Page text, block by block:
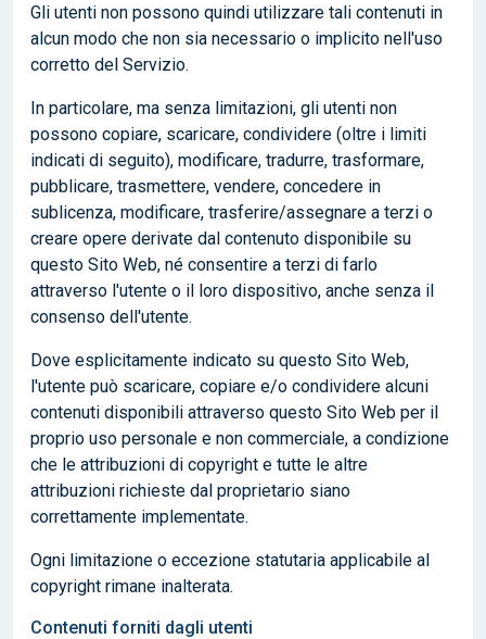
Gli utenti non possono quindi utilizzare tali contenuti in
alcun modo che non sia necessario o implicito nell'uso
corretto del Servizio.
In particolare, ma senza limitazioni, gli utenti non
possono copiare, scaricare, condividere (oltre i limiti
indicati di seguito), modificare, tradurre, trasformare,
pubblicare, trasmettere, vendere, concedere in
sublicenza, modificare, trasferire/assegnare a terzi o
creare opere derivate dal contenuto disponibile su
questo Sito Web, né consentire a terzi di farlo
attraverso l'utente o il loro dispositivo, anche senza il
consenso dell'utente.
Dove esplicitamente indicato su questo Sito Web,
l'utente può scaricare, copiare e/o condividere alcuni
contenuti disponibili attraverso questo Sito Web per il
proprio uso personale e non commerciale, a condizione
che le attribuzioni di copyright e tutte le altre
attribuzioni richieste dal proprietario siano
correttamente implementate.
Ogni limitazione o eccezione statutaria applicabile al
copyright rimane inalterata.
Contenuti forniti dagli utenti